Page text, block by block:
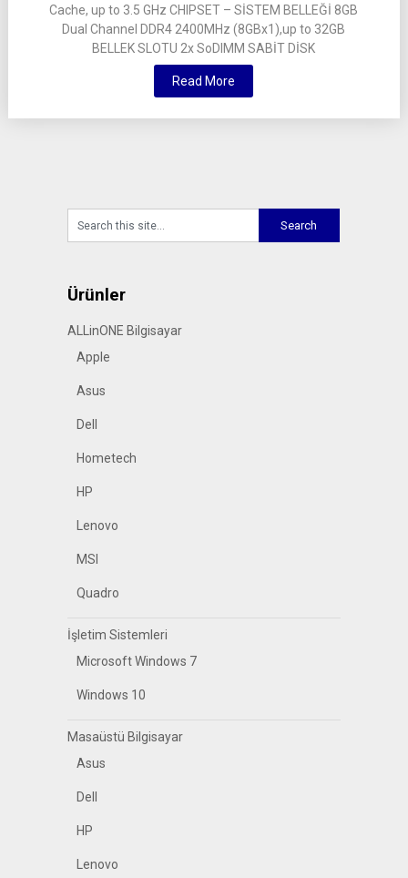
Cache, up to 3.5 GHz CHIPSET – SİSTEM BELLEĞİ 8GB
Dual Channel DDR4 2400MHz (8GBx1),up to 32GB
BELLEK SLOTU 2x SoDIMM SABİT DİSK
Read More
Ürünler
ALLinONE Bilgisayar
Apple
Asus
Dell
Hometech
HP
Lenovo
MSI
Quadro
İşletim Sistemleri
Microsoft Windows 7
Windows 10
Masaüstü Bilgisayar
Asus
Dell
HP
Lenovo